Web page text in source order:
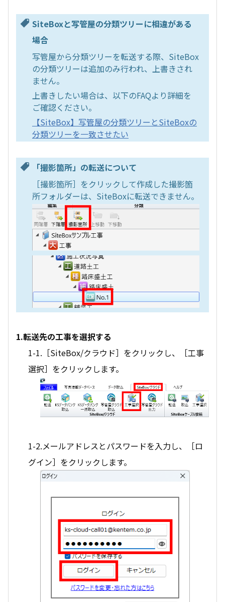
SiteBoxと写管屋の分類ツリーに相違がある
場合
写管屋から分類ツリーを転送する際、SiteBox
の分類ツリーは追加のみ行われ、上書きされ
ません。
上書きしたい場合は、以下のFAQより詳細を
ご確認ください。
【SiteBox】写管屋の分類ツリーとSiteBoxの
分類ツリーを一致させたい
「撮影箇所」の転送について
［撮影箇所］をクリックして作成した撮影箇
所フォルダーは、SiteBoxに転送できません。
1.転送先の工事を選択する
1-1.［SiteBox/クラウド］をクリックし、［工事
選択］をクリックします。
1-2.メールアドレスとパスワードを入力し、［ロ
グイン］をクリックします。